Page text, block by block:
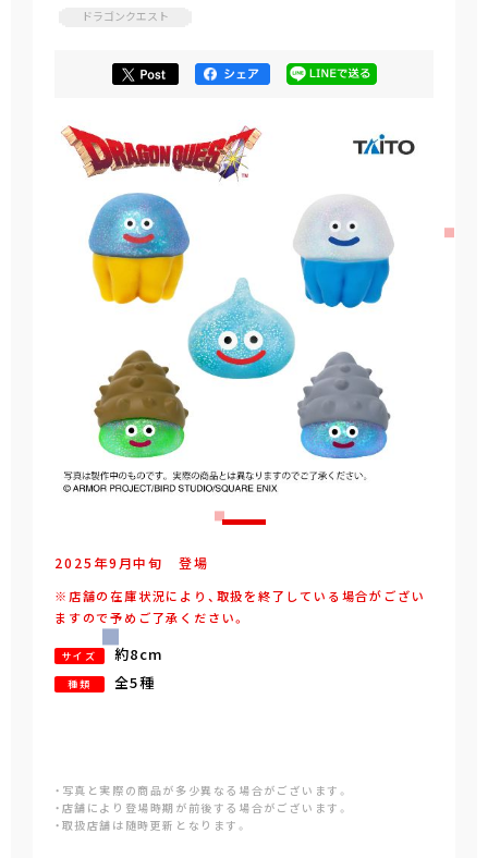
ドラゴンクエスト
2025年9 月中旬 登場
※店舗の在庫状況により、取扱を終了している場合がござい
ますので予めご了承ください。
サイズ 約8cm
種類 全5種
・写真と実際の商品が多少異なる場合がございます。
・店舗により登場時期が前後する場合がございます。
・取扱店舗は随時更新となります。